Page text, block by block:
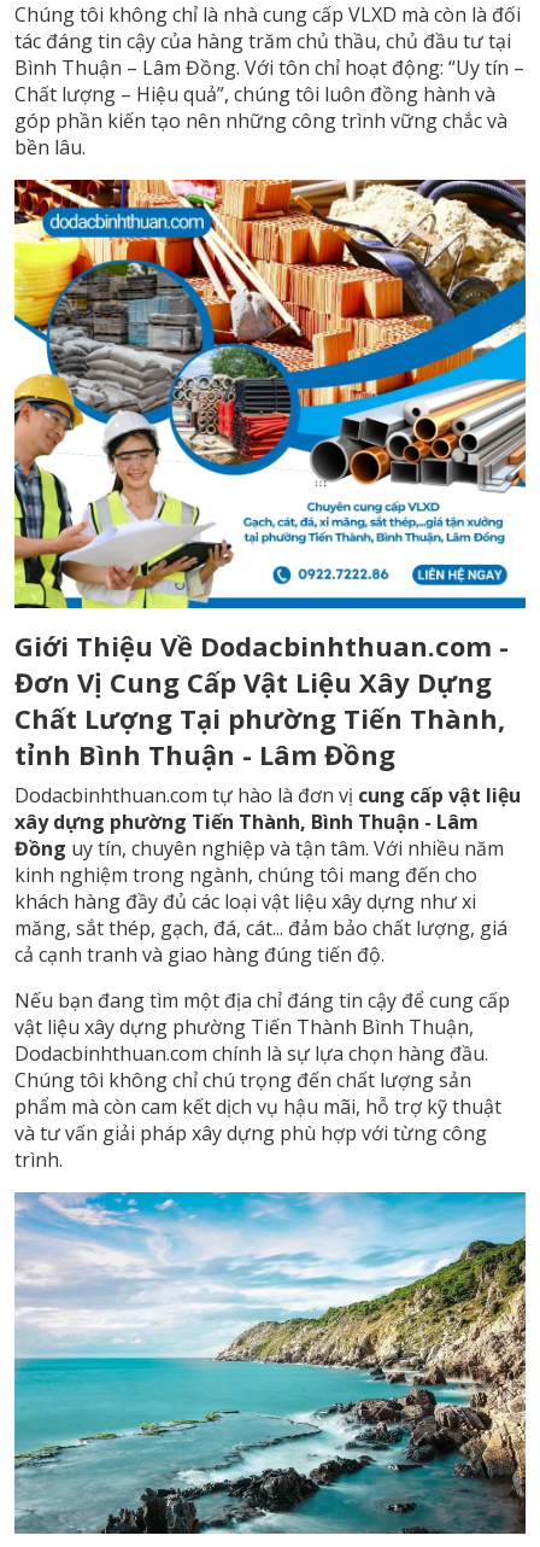
Chúng tôi không chỉ là nhà cung cấp VLXD mà còn là đối
tác đáng tin cậy của hàng trăm chủ thầu, chủ đầu tư tại
Bình Thuận – Lâm Đồng. Với tôn chỉ hoạt động: “Uy tín –
Chất lượng – Hiệu quả”, chúng tôi luôn đồng hành và
góp phần kiến tạo nên những công trình vững chắc và
bền lâu.
Giới Thiệu Về Dodacbinhthuan.com -
Đơn Vị Cung Cấp Vật Liệu Xây Dựng
Chất Lượng Tại phường Tiến Thành,
tỉnh Bình Thuận - Lâm Đồng
Dodacbinhthuan.com tự hào là đơn vị cung cấp vật liệu
xây dựng phường Tiến Thành, Bình Thuận - Lâm
Đồng uy tín, chuyên nghiệp và tận tâm. Với nhiều năm
kinh nghiệm trong ngành, chúng tôi mang đến cho
khách hàng đầy đủ các loại vật liệu xây dựng như xi
măng, sắt thép, gạch, đá, cát... đảm bảo chất lượng, giá
cả cạnh tranh và giao hàng đúng tiến độ.
Nếu bạn đang tìm một địa chỉ đáng tin cậy để cung cấp
vật liệu xây dựng phường Tiến Thành Bình Thuận,
Dodacbinhthuan.com chính là sự lựa chọn hàng đầu.
Chúng tôi không chỉ chú trọng đến chất lượng sản
phẩm mà còn cam kết dịch vụ hậu mãi, hỗ trợ kỹ thuật
và tư vấn giải pháp xây dựng phù hợp với từng công
trình.